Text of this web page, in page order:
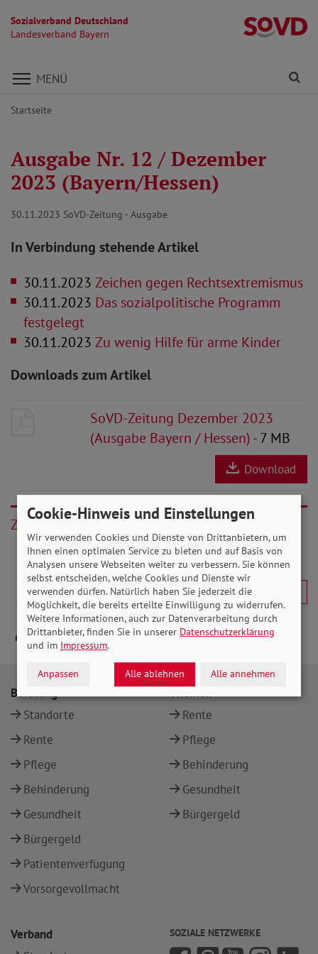
Sozialverband Deutschland
Landesverband Bayern
Direkt zu den Inhalten springen
MENÜ
Startseite
Ausgabe Nr. 12 / Dezember
2023 (Bayern/Hessen)
30.11.2023 SoVD-Zeitung - Ausgabe
In Verbindung stehende Artikel
30.11.2023 Zeichen gegen Rechtsextremismus
30.11.2023 Das sozialpolitische Programm
festgelegt
30.11.2023 Zu wenig Hilfe für arme Kinder
Downloads zum Artikel
SoVD-Zeitung Dezember 2023
(Ausgabe Bayern / Hessen)- 7 MB
Download
Zurück
Beratung
Standorte
Rente
Pflege
Behinderung
Gesundheit
Bürgergeld
Patientenverfügung
Vorsorgevollmacht
Themen
Rente
Pflege
Behinderung
Gesundheit
Bürgergeld
Verband
SOZIALE NETZWERKE
Cookie-Hinweis und Einstellungen
Wir verwenden Cookies und Dienste von Drittanbietern, um
Ihnen einen optimalen Service zu bieten und auf Basis von
Analysen unsere Webseiten weiter zu verbessern. Sie können
selbst entscheiden, welche Cookies und Dienste wir
verwenden dürfen. Natürlich haben Sie jederzeit die
Möglichkeit, die bereits erteilte Einwilligung zu widerrufen.
Weitere Informationen, auch zur Datenverarbeitung durch
Drittanbieter, finden Sie in unserer Datenschutzerklärung
und im Impressum.
Anpassen Alle ablehnen Alle annehmen